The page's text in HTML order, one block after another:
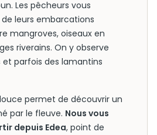
Les pêcheurs vous
leurs embarcations
mangroves, oiseaux en
riverains. On y observe
parfois des lamantins
permet de découvrir un
par le fleuve. Nous vous
depuis Edea, point de